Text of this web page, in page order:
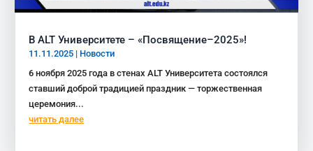
В ALT Университете – «Посвящение–2025»!
11.11.2025 | Новости
6 ноября 2025 года в стенах ALT Университета состоялся
ставший доброй традицией праздник — торжественная
церемония...
читать далее